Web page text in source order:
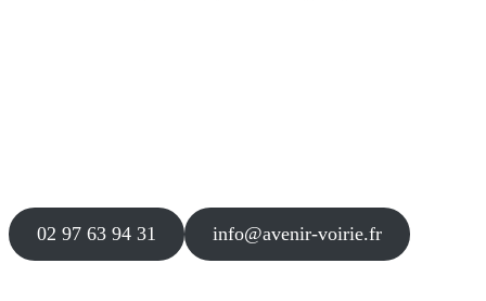
02 97 63 94 31 info@avenir-voirie.fr